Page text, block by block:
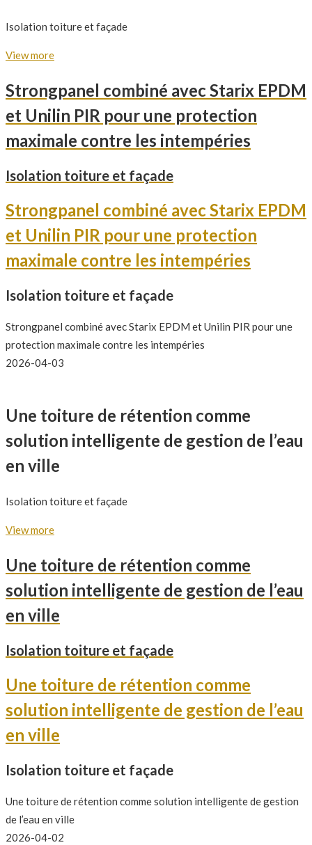
Isolation toiture et façade
View more
Strongpanel combiné avec Starix EPDM
et Unilin PIR pour une protection
maximale contre les intempéries
Isolation toiture et façade
Strongpanel combiné avec Starix EPDM
et Unilin PIR pour une protection
maximale contre les intempéries
Isolation toiture et façade
Strongpanel combiné avec Starix EPDM et Unilin PIR pour une
protection maximale contre les intempéries
2026-04-03
Une toiture de rétention comme
solution intelligente de gestion de l’eau
en ville
Isolation toiture et façade
View more
Une toiture de rétention comme
solution intelligente de gestion de l’eau
en ville
Isolation toiture et façade
Une toiture de rétention comme
solution intelligente de gestion de l’eau
en ville
Isolation toiture et façade
Une toiture de rétention comme solution intelligente de gestion
de l’eau en ville
2026-04-02